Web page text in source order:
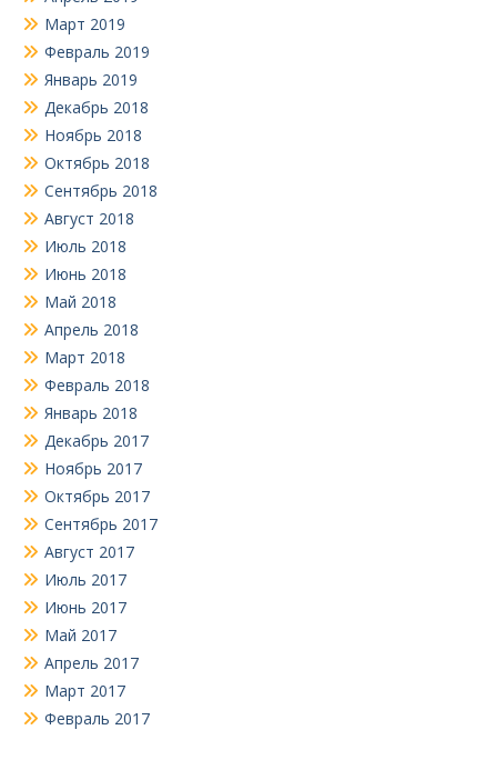
Март 2019
Февраль 2019
Январь 2019
Декабрь 2018
Ноябрь 2018
Октябрь 2018
Сентябрь 2018
Август 2018
Июль 2018
Июнь 2018
Май 2018
Апрель 2018
Март 2018
Февраль 2018
Январь 2018
Декабрь 2017
Ноябрь 2017
Октябрь 2017
Сентябрь 2017
Август 2017
Июль 2017
Июнь 2017
Май 2017
Апрель 2017
Март 2017
Февраль 2017